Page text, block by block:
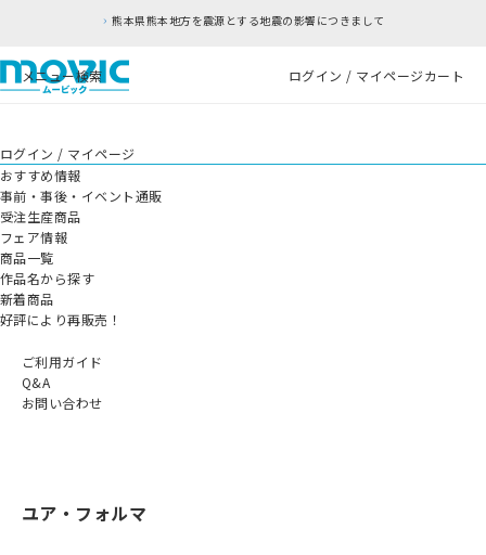
熊本県熊本地方を震源とする地震の影響につきまして
メニュー検索 ログイン / マイページカート
ログイン / マイページ
おすすめ情報
事前・事後・イベント通販
受注生産商品
フェア情報
商品一覧
作品名から探す
新着商品
好評により再販売！
ご利用ガイド
Q&A
お問い合わせ
ユア・フォルマ